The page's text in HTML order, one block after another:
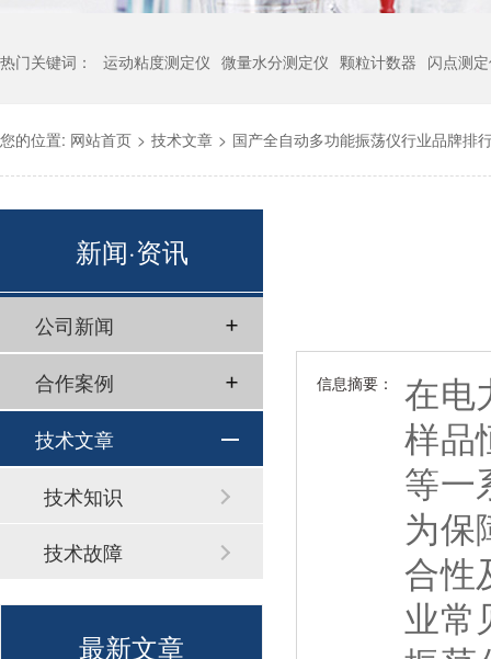
热门关键词： 运动粘度测定仪 微量水分测定仪 颗粒计数器 闪点测
您的位置: 网站首页 > 技术文章 > 国产全自动多功能振荡仪行业品牌排
信息摘要：
在电
样品
等一
为保
合性
业常
新闻·资讯
公司新闻
合作案例
技术文章
技术知识
技术故障
最新文章